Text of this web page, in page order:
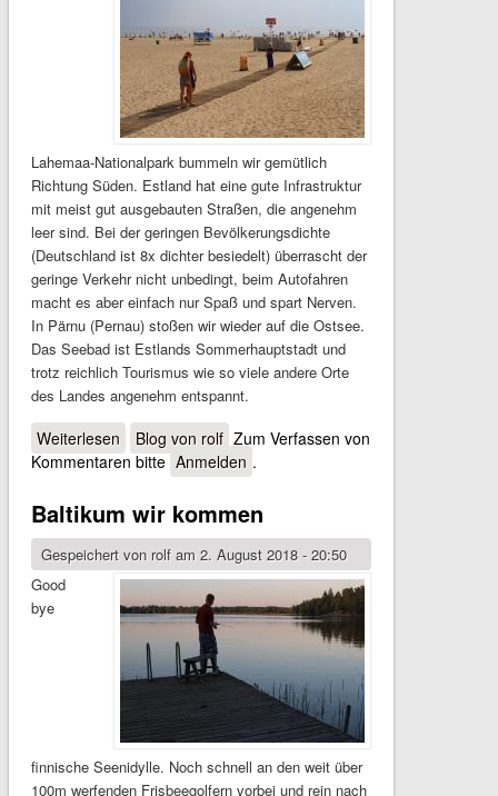
Lahemaa-Nationalpark bummeln wir gemütlich
Richtung Süden. Estland hat eine gute Infrastruktur
mit meist gut ausgebauten Straßen, die angenehm
leer sind. Bei der geringen Bevölkerungsdichte
(Deutschland ist 8x dichter besiedelt) überrascht der
geringe Verkehr nicht unbedingt, beim Autofahren
macht es aber einfach nur Spaß und spart Nerven.
In Pärnu (Pernau) stoßen wir wieder auf die Ostsee.
Das Seebad ist Estlands Sommerhauptstadt und
trotz reichlich Tourismus wie so viele andere Orte
des Landes angenehm entspannt.
Weiterlesen über Von Est- nach Lett-land und Litauen
Blog von rolf Zum Verfassen von
Kommentaren bitte Anmelden .
Baltikum wir kommen
Gespeichert von rolfam 2. August 2018 - 20:50
Good
bye
finnische Seenidylle. Noch schnell an den weit über
100m werfenden Frisbeegolfern vorbei und rein nach